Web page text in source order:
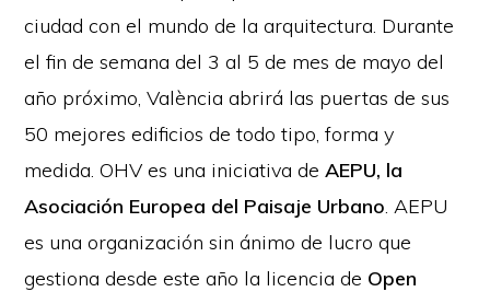
ciudad con el mundo de la arquitectura. Durante
el fin de semana del 3 al 5 de mes de mayo del
año próximo, València abrirá las puertas de sus
50 mejores edificios de todo tipo, forma y
medida. OHV es una iniciativa deAEPU, la
Asociación Europea del Paisaje Urbano. AEPU
es una organización sin ánimo de lucro que
gestiona desde este año la licencia de Open